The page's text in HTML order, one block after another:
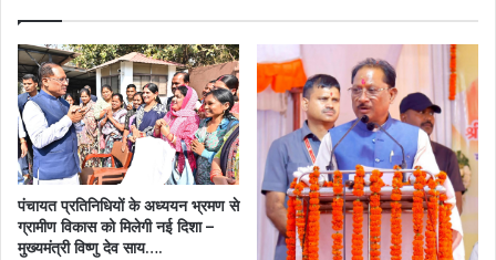
पंचायत प्रतिनिधियों के अध्ययन भ्रमण से
ग्रामीण विकास को मिलेगी नई दिशा –
मुख्यमंत्री विष्णु देव साय….